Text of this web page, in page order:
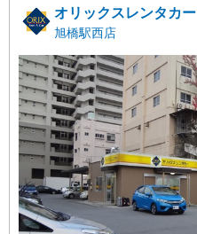
オリックスレンタカー
旭橋駅西店